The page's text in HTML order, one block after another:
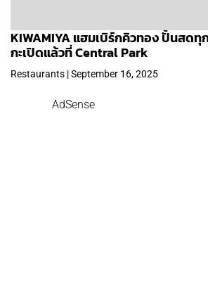
KIWAMIYA แฮมเบิร์กคิวทอง ปั้นสดทุ
กะเปิดแล้วที่ Central Park
Restaurants | September 16, 2025
AdSense